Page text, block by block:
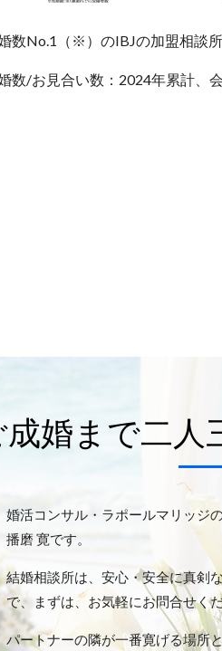
数No.1（※）のIBJの加盟相談所
/お見合い数：2024年累計、
成婚まで二人
婚活コンサル・ラポールマリッジ
播磨 寛です。
結婚相談所は、安心・安全に真剣
で、まずは、お気軽にお問合せく
パートナーの隣が一番寛げる場所